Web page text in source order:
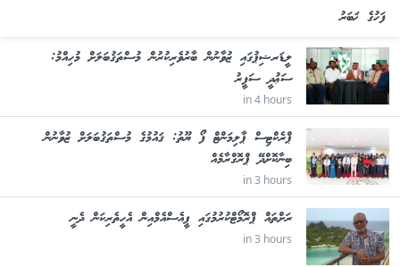
ފަހުގެ ޚަބަރު
ލީޑަރޝިޕުގައި ޒުވާނުން ބާރުވެރިކުރުން މުސްތަޤުބަލަށް މުހިއްމު:
ސަޢުދީ ސަފީރު
in 4 hours
ޕްރެކްޓިސް ޕާލިމަންޓް ފޯ ޔޫތު: ޤައުމުގެ މުސްތަޤުބަލަށް ޒުވާނުން
ބިނާކޮށްދޭ ޕްރޮގްރާމެއް
in 3 hours
ރަށްތައް ޕްރޮމޯޓްކުރުމުގައި ޕީއެސްއެމްއިން އެހީތެރިކަން ދެނީ
in 3 hours